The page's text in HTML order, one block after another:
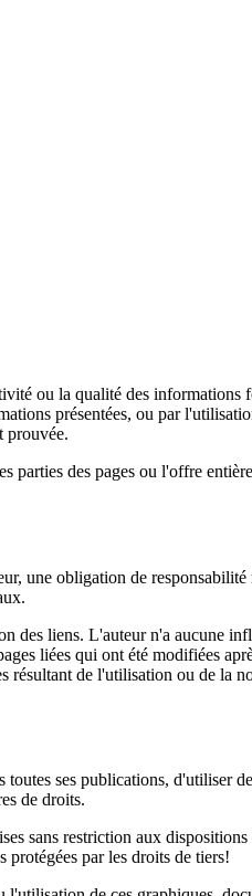
ou la qualité des informations
présentées, ou par
prouvée.
parties des pages ou l'offre
une obligation de
des liens. L'auteur n'a aucune
liées qui ont été modifiées
résultant de l'utilisation ou de la
ses publications, d'utiliser
de droits.
sans restriction aux
protégées par les droits de tiers!